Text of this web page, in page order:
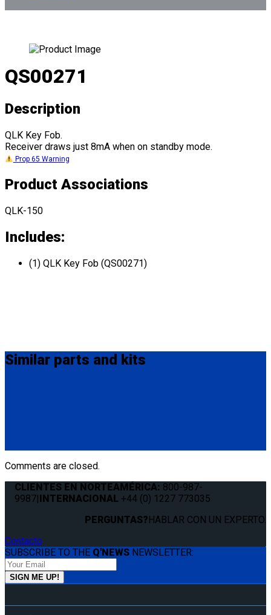
QS00271
Description
QLK Key Fob.
Receiver draws just 8mA when on standby mode.
Prop 65 Warning
Product Associations
QLK-150
Includes:
(1) QLK Key Fob (QS00271)
Similar parts and kits
Comments are closed.
CLIENTES EN NORTEAMÉRICA: 800-987-
9987|INTERNACIONAL +44 (0) 1227 773035
PERGUNTAS?HABLAR CON UN EXPERTO.
Contacto
SUBSCRIBE TO THE Q'NEWS NEWSLETTER: